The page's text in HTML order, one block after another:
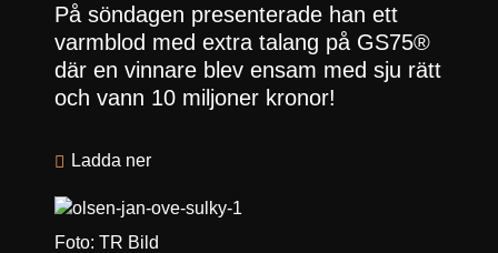
Foto: TR Bild
På söndagen presenterade han ett
varmblod med extra talang på GS75®
där en vinnare blev ensam med sju rätt
och vann 10 miljoner kronor!
Ladda ner